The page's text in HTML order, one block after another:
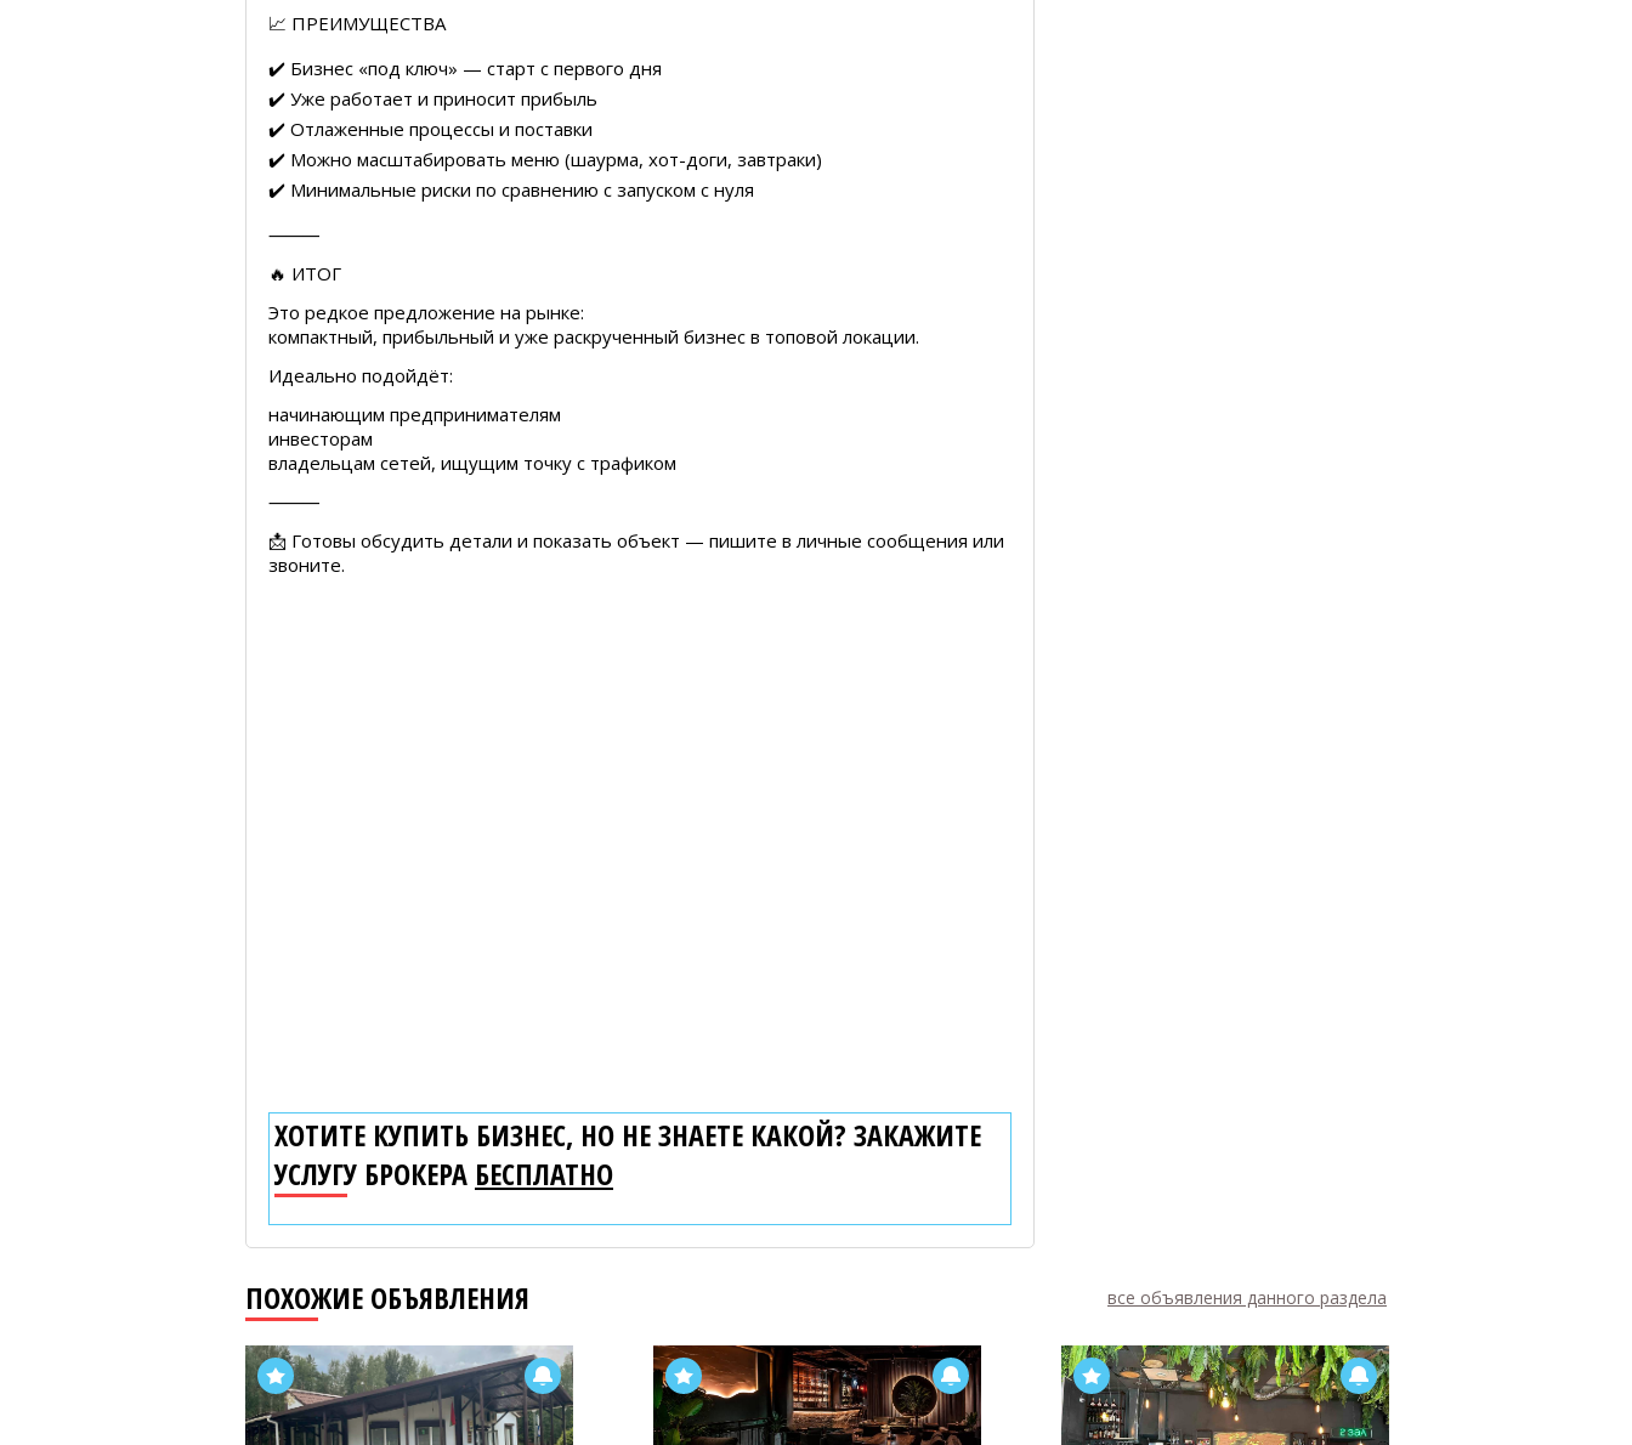
📈 ПРЕИМУЩЕСТВА
✔️ Бизнес «под ключ» — старт с первого дня
✔️ Уже работает и приносит прибыль
✔️ Отлаженные процессы и поставки
✔️ Можно масштабировать меню (шаурма, хот-доги, завтраки)
✔️ Минимальные риски по сравнению с запуском с нуля
⸻
🔥 ИТОГ
Это редкое предложение на рынке:
компактный, прибыльный и уже раскрученный бизнес в топовой локации.
Идеально подойдёт:
начинающим предпринимателям
инвесторам
владельцам сетей, ищущим точку с трафиком
⸻
📩 Готовы обсудить детали и показать объект — пишите в личные сообщения или
звоните.
ХОТИТЕ КУПИТЬ БИЗНЕС, НО НЕ ЗНАЕТЕ КАКОЙ? ЗАКАЖИТЕ
УСЛУГУ БРОКЕРА БЕСПЛАТНО
ПОХОЖИЕ ОБЪЯВЛЕНИЯ все объявления данного раздела